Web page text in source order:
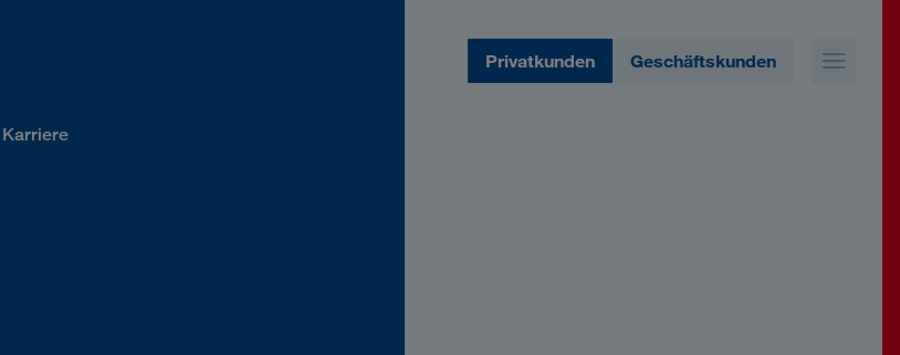
Privatkunden Geschäftskunden
Karriere